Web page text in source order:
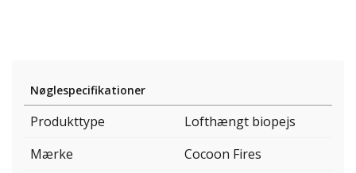
Nøglespecifikationer
Produkttype
Lofthængt biopejs
Mærke
Cocoon Fires